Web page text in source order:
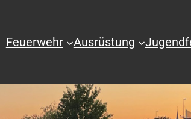
Feuerwehr Ausrüstung